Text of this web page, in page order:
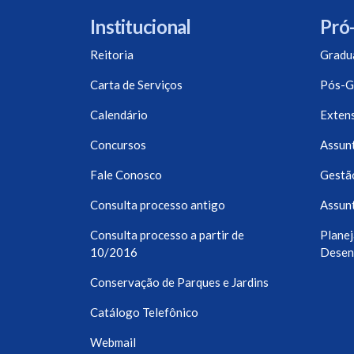
Institucional
Reitoria
Carta de Serviços
Calendário
Concursos
Fale Conosco
Consulta processo antigo
Consulta processo a partir de
10/2016
Conservação de Parques e Jardins
Catálogo Telefônico
Webmail
Pós-